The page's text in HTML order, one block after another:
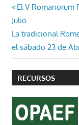
de
entradas
Entrada
anterior:
El V Romanorum
Julio
Entrada
siguiente:
La tradicional
el sábado 23 de
RECURSOS